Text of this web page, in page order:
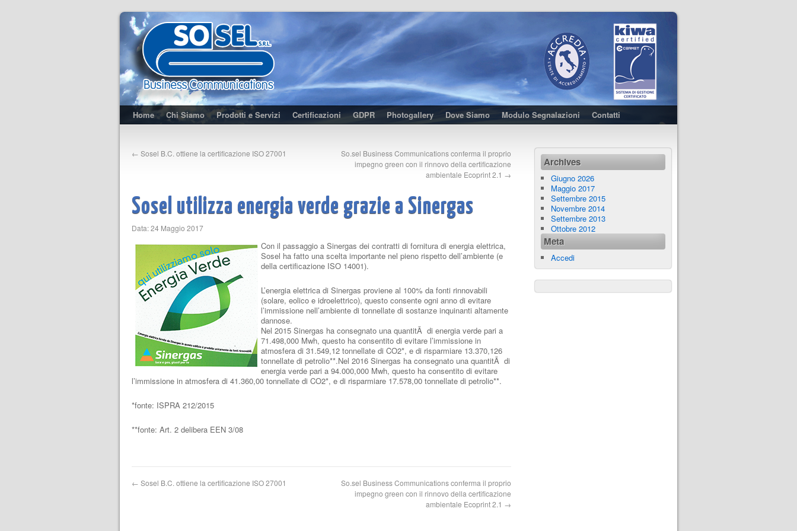
Home Chi Siamo Prodotti e Servizi Certificazioni GDPR Photogallery Dove Siamo Modulo Segnalazioni Contatti
← Sosel B.C. ottiene la certificazione ISO 27001
So.sel Business Communications conferma il proprio
impegno green con il rinnovo della certificazione
ambientale Ecoprint 2.1 →
Sosel utilizza energia verde grazie a Sinergas
Data: 24 Maggio 2017
Con il passaggio a Sinergas dei contratti di fornitura di energia elettrica,
Sosel ha fatto una scelta importante nel pieno rispetto dell’ambiente (e
della certificazione ISO 14001).
L’energia elettrica di Sinergas proviene al 100% da fonti rinnovabili
(solare, eolico e idroelettrico), questo consente ogni anno di evitare
l’immissione nell’ambiente di tonnellate di sostanze inquinanti altamente
dannose.
Nel 2015 Sinergas ha consegnato una quantitÃ di energia verde pari a
71.498,000 Mwh, questo ha consentito di evitare l’immissione in
atmosfera di 31.549,12 tonnellate di CO2*, e di risparmiare 13.370,126
tonnellate di petrolio**.Nel 2016 Sinergas ha consegnato una quantitÃ di
energia verde pari a 94.000,000 Mwh, questo ha consentito di evitare
l’immissione in atmosfera di 41.360,00 tonnellate di CO2*, e di risparmiare 17.578,00 tonnellate di petrolio**.
*fonte: ISPRA 212/2015
**fonte: Art. 2 delibera EEN 3/08
← Sosel B.C. ottiene la certificazione ISO 27001
So.sel Business Communications conferma il proprio
impegno green con il rinnovo della certificazione
ambientale Ecoprint 2.1 →
Archives
Giugno 2026
Maggio 2017
Settembre 2015
Novembre 2014
Settembre 2013
Ottobre 2012
Meta
Accedi